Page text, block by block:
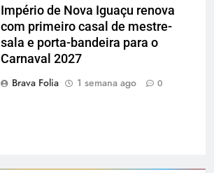
Império de Nova Iguaçu renova
com primeiro casal de mestre-
sala e porta-bandeira para o
Carnaval 2027
Brava Folia
1 semana ago 0